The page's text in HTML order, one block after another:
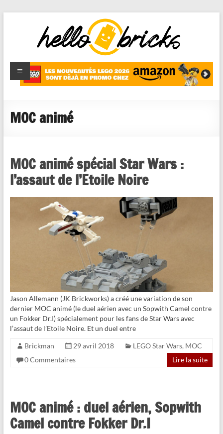
HelloBricks
Blog LEGO,
nouveaut�s
reviews
MOC animé
MOC animé spécial Star Wars :
l’assaut de l’Etoile Noire
Jason Allemann (JK Brickworks) a créé une variation de son
dernier MOC animé (le duel aérien avec un Sopwith Camel contre
un Fokker Dr.I) spécialement pour les fans de Star Wars avec
l’assaut de l’Etoile Noire. Et un duel entre
Brickman 29 avril 2018 LEGO Star Wars, MOC
0 Commentaires
Lire la suite
MOC animé : duel aérien, Sopwith
Camel contre Fokker Dr.I